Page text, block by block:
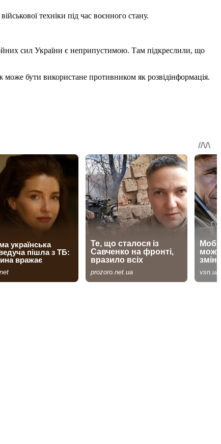
техніки під час воєнного стану.
сил України є неприпустимою. Там підкреслили, що
бути використане противником як розвідінформація.